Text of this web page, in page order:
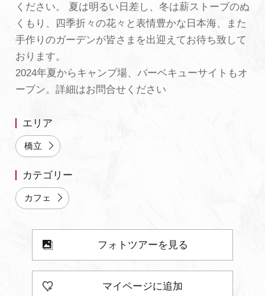
プライバシーポリシー
ください。 夏は明るい日差し、冬は薪ストーブのぬ
くもり、四季折々の花々と表情豊かな日本海、また
手作りのガーデンが皆さまを出迎えてお待ち致して
おります。
2024年夏からキャンプ場、バーベキューサイトもオ
ープン。詳細はお問合せください
エリア
橋立
カテゴリー
カフェ
フォトツアーを見る
マイページに追加